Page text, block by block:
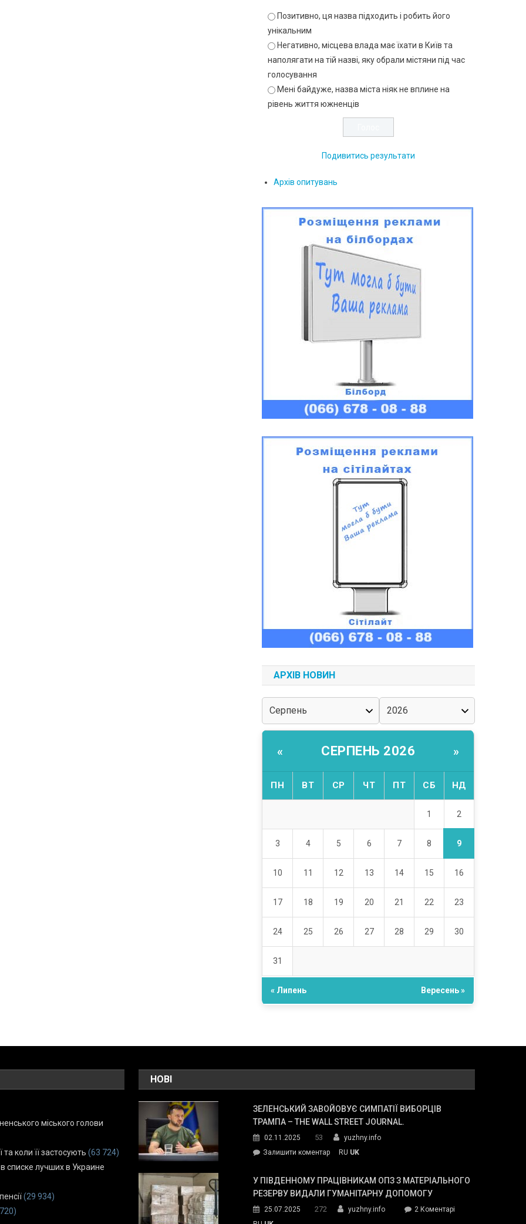
Позитивно, ця назва підходить і робить його
унікальним
Негативно, місцева влада має їхати в Київ та
наполягати на тій назві, яку обрали містяни під час
голосування
Мені байдуже, назва міста ніяк не вплине на
рівень життя южненців
Подивитись результати
Архів опитувань
АРХІВ НОВИН
« СЕРПЕНЬ 2026 »
ПН ВТ СР ЧТ ПТ СБ НД
1 2
3 4 5 6 7 8 9
10 11 12 13 14 15 16
17 18 19 20 21 22 23
24 25 26 27 28 29 30
31
« Липень Вересень »
міського голови
коли її застосують (63 724)
списке лучших в Украине
(29 934)
НОВІ
ЗЕЛЕНСЬКИЙ ЗАВОЙОВУЄ СИМПАТІЇ ВИБОРЦІВ
ТРАМПА – THE WALL STREET JOURNAL.
02.11.2025 53
yuzhny.info
Залишити коментарon
завойовує
симпатії
Трампа
RU UK
У ПІВДЕННОМУ ПРАЦІВНИКАМ ОПЗ З МАТЕРІАЛЬНОГО
РЕЗЕРВУ ВИДАЛИ ГУМАНІТАРНУ ДОПОМОГУ
25.07.2025 272 yuzhny.info 2 Коментарідо